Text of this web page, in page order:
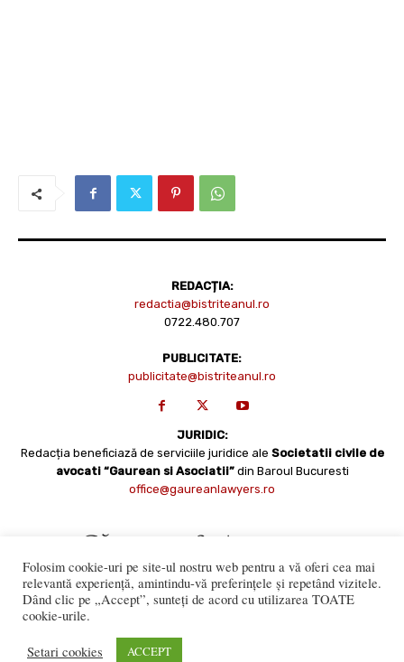
REDACȚIA:
redactia@bistriteanul.ro
0722.480.707
PUBLICITATE:
publicitate@bistriteanul.ro
JURIDIC:
Redacția beneficiază de serviciile juridice ale Societatii civile de
avocati “Gaurean si Asociatii” din Baroul Bucuresti
office@gaureanlawyers.ro
numai cu acordul expres al Bistriteanul.Ro. © Copyright 2008 -
Folosim cookie-uri pe site-ul nostru web pentru a vă oferi cea mai
relevantă experiență, amintindu-vă preferințele și repetând vizitele.
Dând clic pe „Accept”, sunteți de acord cu utilizarea TOATE
cookie-urile.
Setari cookies ACCEPT